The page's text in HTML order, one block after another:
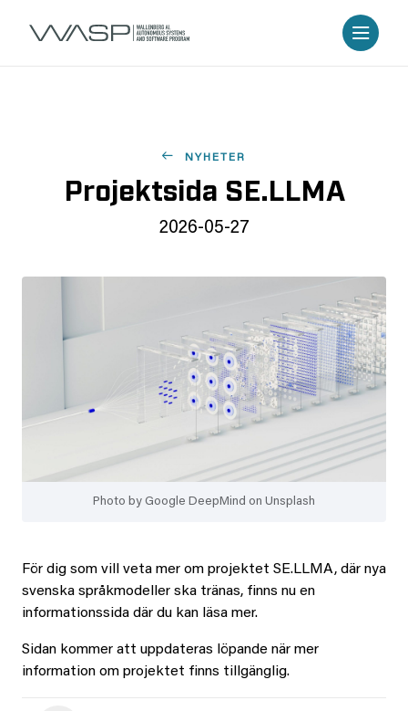
NYHETER
Projektsida SE.LLMA
2026-05-27
Photo by Google DeepMind on Unsplash
För dig som vill veta mer om projektet SE.LLMA, där nya
svenska språkmodeller ska tränas, finns nu en
informationssida där du kan läsa mer.
Sidan kommer att uppdateras löpande när mer
information om projektet finns tillgänglig.